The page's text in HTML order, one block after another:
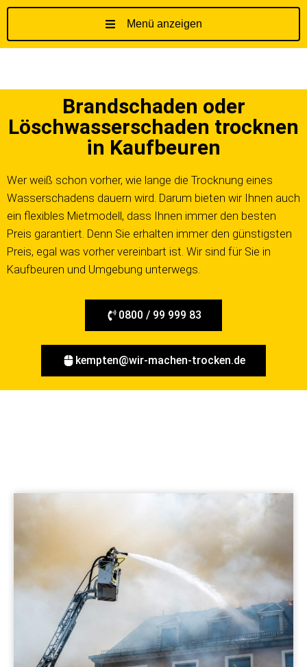
h
a
s
p
r
i
n
g
Menü anzeigen
Brandschaden oder
Löschwasserschaden trocknen
in Kaufbeuren
Wer weiß schon vorher, wie lange die Trocknung eines
Wasserschadens dauern wird. Darum bieten wir Ihnen auch
ein flexibles Mietmodell, dass Ihnen immer den besten
Preis garantiert. Denn Sie erhalten immer den günstigsten
Preis, egal was vorher vereinbart ist. Wir sind für Sie in
Kaufbeuren und Umgebung unterwegs.
0800 / 99 999 83
kempten@wir-machen-trocken.de